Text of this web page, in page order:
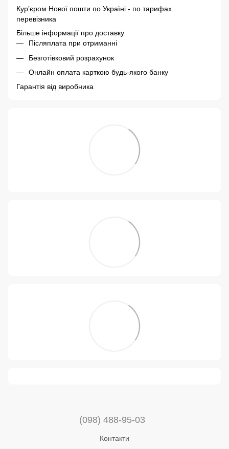
Курʼєром Нової пошти по Україні - по тарифах
перевізника
Більше інформації про доставку
Післяплата при отриманні
Безготівковий розрахунок
Онлайн оплата карткою будь-якого банку
Гарантія від виробника
(098) 488-95-03
Контакти